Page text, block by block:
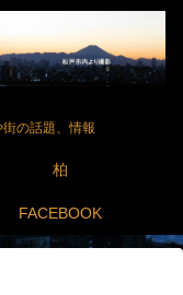
の話題、情報
柏
FACEBOOK